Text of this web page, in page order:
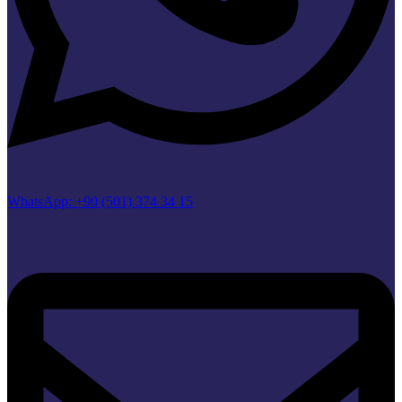
WhatsApp: +90 (501) 374 34 15